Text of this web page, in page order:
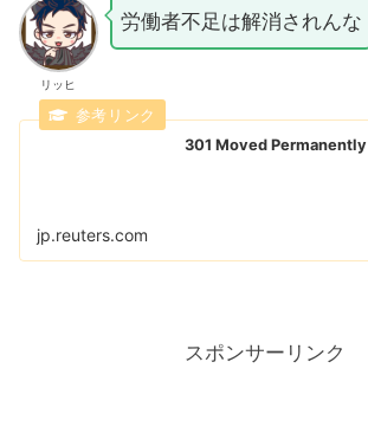
リッヒ
労働者不足は解消されんな
301 Moved Permanently
jp.reuters.com
スポンサーリンク